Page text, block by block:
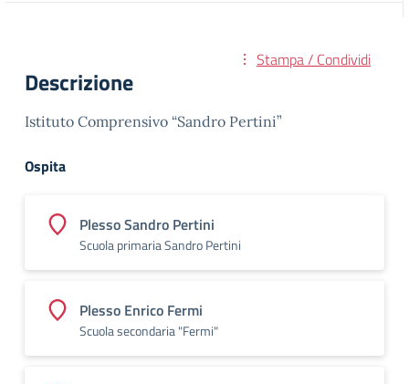
Stampa / Condividi
Descrizione
Istituto Comprensivo “Sandro Pertini”
Ospita
Plesso Sandro Pertini
Scuola primaria Sandro Pertini
Plesso Enrico Fermi
Scuola secondaria "Fermi"